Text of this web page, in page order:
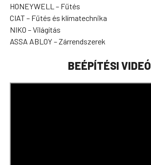
HONEYWELL – Fűtés
CIAT – Fűtés és klímatechnika
NIKO – Világítás
ASSA ABLOY – Zárrendszerek
BEÉPÍTÉSI VIDEÓ